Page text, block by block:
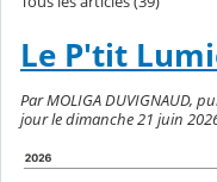
Le P'tit
Par MOLIGA DUVIGNAUD,
jour le dimanche 21 juin